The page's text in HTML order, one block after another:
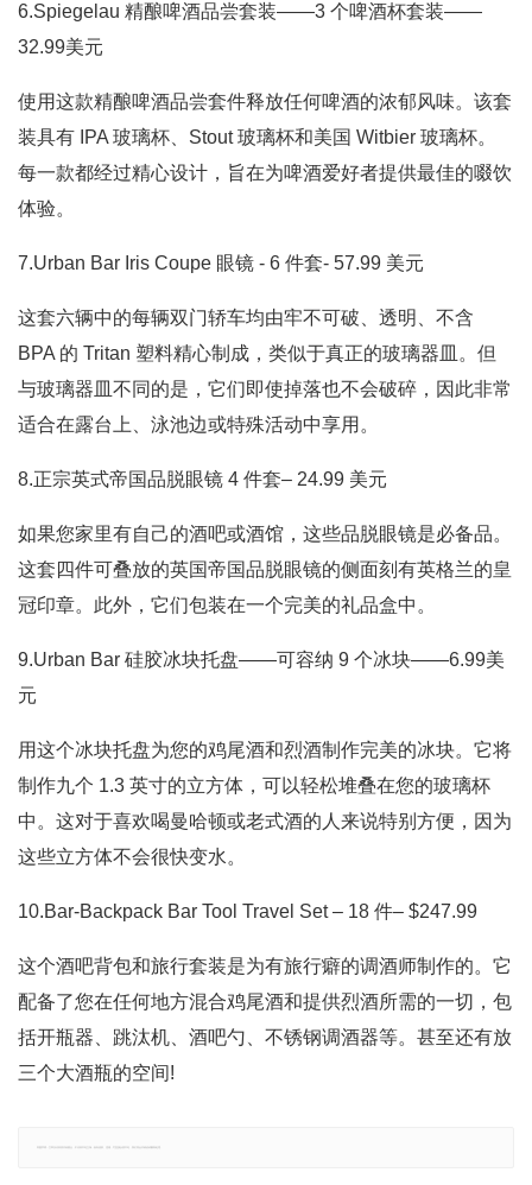
6.Spiegelau 精酿啤酒品尝套装——3 个啤酒杯套装——
32.99美元
使用这款精酿啤酒品尝套件释放任何啤酒的浓郁风味。该套
装具有 IPA 玻璃杯、Stout 玻璃杯和美国 Witbier 玻璃杯。
每一款都经过精心设计，旨在为啤酒爱好者提供最佳的啜饮
体验。
7.Urban Bar Iris Coupe 眼镜 - 6 件套- 57.99 美元
这套六辆中的每辆双门轿车均由牢不可破、透明、不含
BPA 的 Tritan 塑料精心制成，类似于真正的玻璃器皿。但
与玻璃器皿不同的是，它们即使掉落也不会破碎，因此非常
适合在露台上、泳池边或特殊活动中享用。
8.正宗英式帝国品脱眼镜 4 件套– 24.99 美元
如果您家里有自己的酒吧或酒馆，这些品脱眼镜是必备品。
这套四件可叠放的英国帝国品脱眼镜的侧面刻有英格兰的皇
冠印章。此外，它们包装在一个完美的礼品盒中。
9.Urban Bar 硅胶冰块托盘——可容纳 9 个冰块——6.99美
元
用这个冰块托盘为您的鸡尾酒和烈酒制作完美的冰块。它将
制作九个 1.3 英寸的立方体，可以轻松堆叠在您的玻璃杯
中。这对于喜欢喝曼哈顿或老式酒的人来说特别方便，因为
这些立方体不会很快变水。
10.Bar-Backpack Bar Tool Travel Set – 18 件– $247.99
这个酒吧背包和旅行套装是为有旅行癖的调酒师制作的。它
配备了您在任何地方混合鸡尾酒和提供烈酒所需的一切，包
括开瓶器、跳汰机、酒吧勺、不锈钢调酒器等。甚至还有放
三个大酒瓶的空间!